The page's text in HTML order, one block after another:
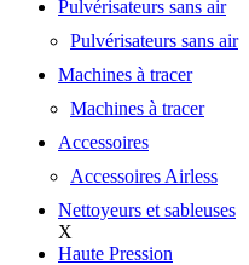
Pulvérisateurs sans air
Pulvérisateurs sans air
Machines à tracer
Machines à tracer
Accessoires
Accessoires Airless
Nettoyeurs et sableuses
X
Haute Pression